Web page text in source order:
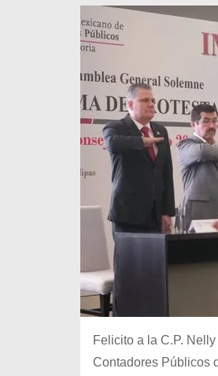
Felicito a la C.P.
Contadores Públicos